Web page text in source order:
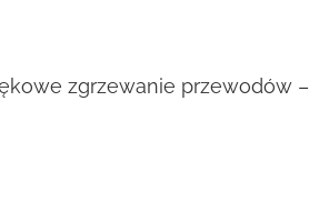
zgrzewanie przewodów –